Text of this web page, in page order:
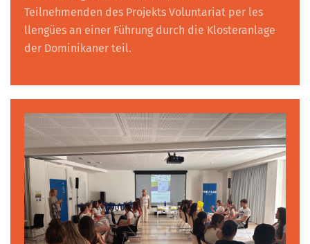
Teilnehmenden des Projekts Voluntariat per les
llengües an einer Führung durch die Klosteranlage
der Dominikaner teil.